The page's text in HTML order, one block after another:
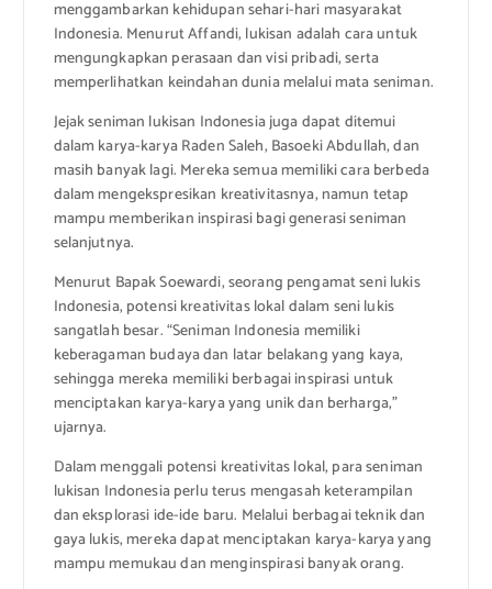
menggambarkan kehidupan sehari-hari masyarakat
Indonesia. Menurut Affandi, lukisan adalah cara untuk
mengungkapkan perasaan dan visi pribadi, serta
memperlihatkan keindahan dunia melalui mata seniman.
Jejak seniman lukisan Indonesia juga dapat ditemui
dalam karya-karya Raden Saleh, Basoeki Abdullah, dan
masih banyak lagi. Mereka semua memiliki cara berbeda
dalam mengekspresikan kreativitasnya, namun tetap
mampu memberikan inspirasi bagi generasi seniman
selanjutnya.
Menurut Bapak Soewardi, seorang pengamat seni lukis
Indonesia, potensi kreativitas lokal dalam seni lukis
sangatlah besar. “Seniman Indonesia memiliki
keberagaman budaya dan latar belakang yang kaya,
sehingga mereka memiliki berbagai inspirasi untuk
menciptakan karya-karya yang unik dan berharga,”
ujarnya.
Dalam menggali potensi kreativitas lokal, para seniman
lukisan Indonesia perlu terus mengasah keterampilan
dan eksplorasi ide-ide baru. Melalui berbagai teknik dan
gaya lukis, mereka dapat menciptakan karya-karya yang
mampu memukau dan menginspirasi banyak orang.